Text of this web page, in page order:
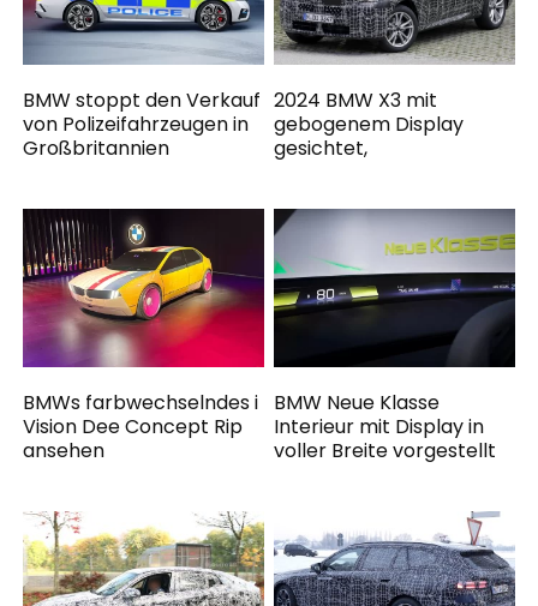
BMW stoppt den Verkauf
von Polizeifahrzeugen in
Großbritannien
2024 BMW X3 mit
gebogenem Display
gesichtet,
BMWs farbwechselndes i
Vision Dee Concept Rip
ansehen
BMW Neue Klasse
Interieur mit Display in
voller Breite vorgestellt